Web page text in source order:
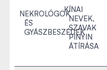
NEKROLÓGOK
ÉS
GYÁSZBESZÉDEK
KÍNAI
NEVEK,
SZAVAK
PINYIN
ÁTÍRÁSA